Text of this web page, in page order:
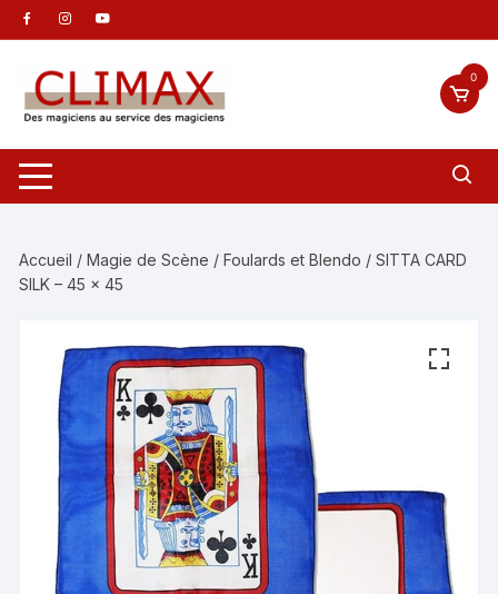
Aller
au
contenu
0
Accueil /Magie de Scène /Foulards et Blendo / SITTA CARD
SILK – 45 x 45